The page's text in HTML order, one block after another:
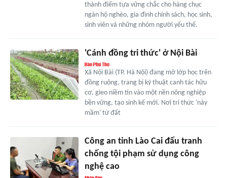
thành điểm tựa vững chắc cho hàng chục
ngàn hộ nghèo, gia đình chính sách, học sinh,
sinh viên và những nhóm người yếu thế.
'Cánh đồng tri thức' ở Nội Bài
Xã Nội Bài (TP. Hà Nội) đang mở lớp học trên
đồng ruộng, trang bị kỹ thuật canh tác hữu
cơ, gieo niềm tin vào một nền nông nghiệp
bền vững, tạo sinh kế mới. Nơi tri thức 'nảy
mầm' từ đất
Công an tỉnh Lào Cai đấu tranh
chống tội phạm sử dụng công
nghệ cao